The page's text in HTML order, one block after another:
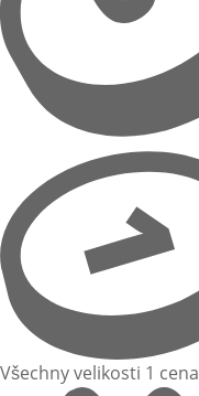
Všechny velikosti 1 cena